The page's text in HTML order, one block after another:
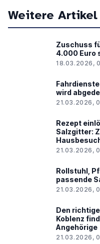
Weitere Artikel
Zuschuss
4.000 Euro
18.03.2026,
wird
21.03.2026,
Rezept
Salzgitter:
21.03.2026,
Rollstuhl,
passende
21.03.2026,
Den
Koblenz
Angehörige
21.03.2026,